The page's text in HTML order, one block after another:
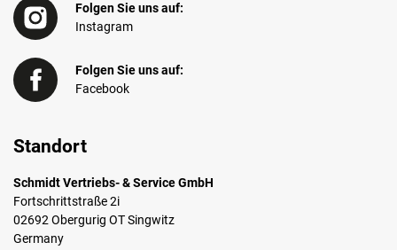
Folgen Sie uns auf:
Instagram
Folgen Sie uns auf:
Facebook
Standort
Schmidt Vertriebs- & Service GmbH
Fortschrittstraße 2i
02692 Obergurig OT Singwitz
Germany